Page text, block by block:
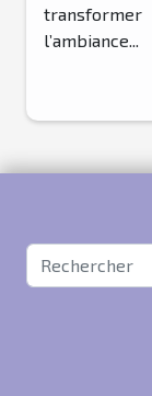
transformer
l’ambiance...